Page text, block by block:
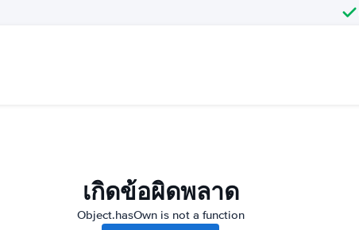
เกิดข้อผิดพลาด
Object.hasOwn is not a function